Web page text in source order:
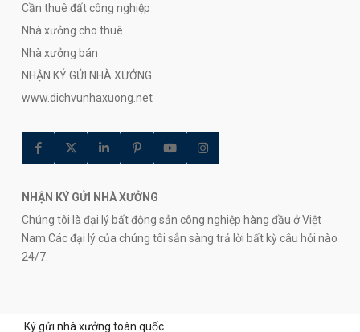
Cần thuê đất công nghiệp
Nhà xưởng cho thuê
Nhà xưởng bán
NHẬN KÝ GỬI NHÀ XƯỞNG
www.dichvunhaxuong.net
NHẬN KÝ GỬI NHÀ XƯỞNG
Chúng tôi là đại lý bất động sản công nghiệp hàng đầu ở Việt
Nam.Các đại lý của chúng tôi sẳn sàng trả lời bất kỳ câu hỏi nào
24/7.
Ký gửi nhà xưởng toàn quốc